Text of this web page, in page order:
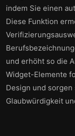
indem Sie einen
Diese Funktion
und erhöht so die
Widget-Elemente
Design und
Glaubwürdigkeit